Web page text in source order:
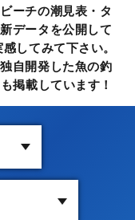
ーチの潮見表・タ
データを公開して
してみて下さい。
自開発した魚の釣
掲載しています！